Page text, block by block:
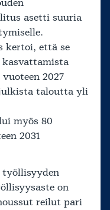
asetti suuria
kertoi, että se
2027
julkista taloutta yli
myös 80
2031
työllisyyden
on
reilut pari